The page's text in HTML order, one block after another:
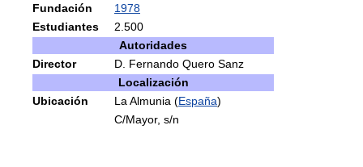
Fundación
1978
Estudiantes
2.500
Autoridades
Director
D. Fernando Quero Sanz
Localización
Ubicación
La Almunia (España)
C/Mayor, s/n